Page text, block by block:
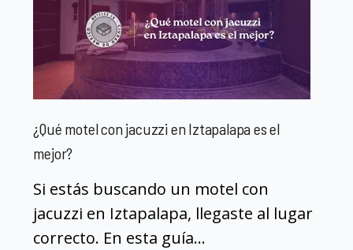
¿Qué motel con jacuzzi en Iztapalapa es el
mejor?
Si estás buscando un motel con
jacuzzi en Iztapalapa, llegaste al lugar
correcto. En esta guía...